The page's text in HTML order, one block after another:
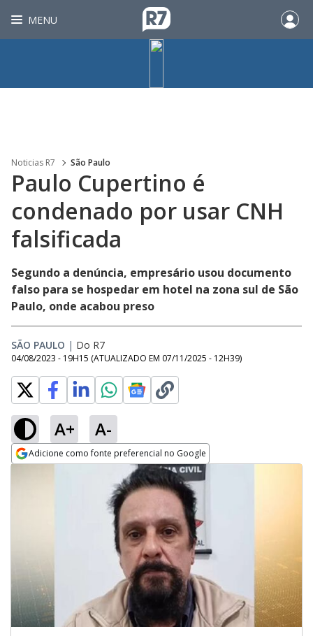
MENU
Noticias R7 São Paulo
Paulo Cupertino é
condenado por usar CNH
falsificada
Segundo a denúncia, empresário usou documento
falso para se hospedar em hotel na zona sul de São
Paulo, onde acabou preso
SÃO PAULO | Do R7
04/08/2023 - 19H15 (ATUALIZADO EM 07/11/2025 - 12H39)
A+ A-
Adicione como fonte preferencial no Google